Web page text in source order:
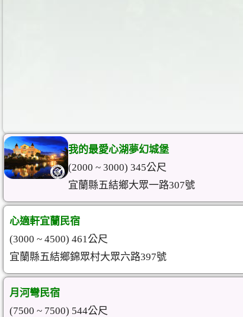
我的最愛心湖夢幻城堡
(2000 ~ 3000) 345公尺
宜蘭縣五結鄉大眾一路307號
心適軒宜蘭民宿
(3000 ~ 4500) 461公尺
宜蘭縣五結鄉錦眾村大眾六路397號
月河彎民宿
(7500 ~ 7500) 544公尺